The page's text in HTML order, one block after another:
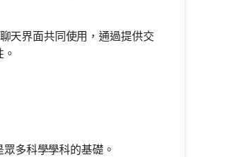
天界面共同使用，通過提供交
多科學學科的基礎。